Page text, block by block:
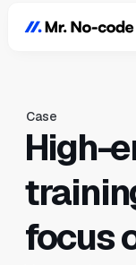
Case
High-
focus